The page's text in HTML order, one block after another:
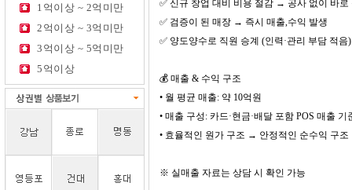
1억이상 ~ 2억미만
2억이상 ~ 3억미만
3억이상 ~ 5억미만
5억이상
✅ 신규 창업 대비 비용 절감 → 공사 없이 바로
✅ 검증이 된 매장 → 즉시 매출,수익 발생
✅ 양도양수로 직원 승계 (인력·관리 부담 적음)
💰 매출 & 수익 구조
• 월 평균 매출: 약 10억원
• 매출 구성: 카드·현금·배달 포함 POS 매출 기
• 효율적인 원가 구조 → 안정적인 순수익 구조
※ 실매출 자료는 상담 시 확인 가능